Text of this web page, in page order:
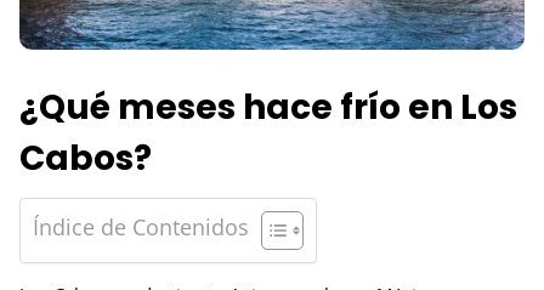
¿Qué meses hace frío en Los
Cabos?
Índice de Contenidos